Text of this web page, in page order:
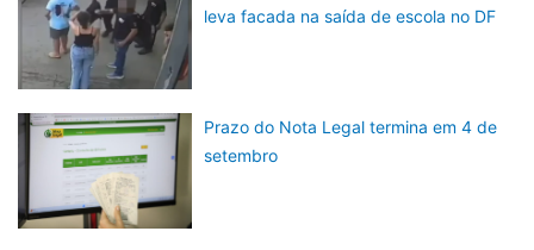
leva facada na saída de escola no DF
Prazo do Nota Legal termina em 4 de
setembro